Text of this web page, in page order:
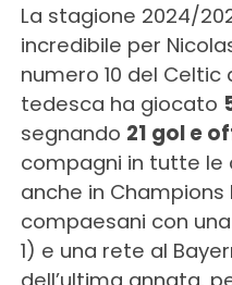
La stagione 2024/
incredibile per
numero 10 del Celtic
tedesca ha giocato
segnando 21 gol e
compagni in tutte le
anche in Champions
compaesani con
1) e una rete al